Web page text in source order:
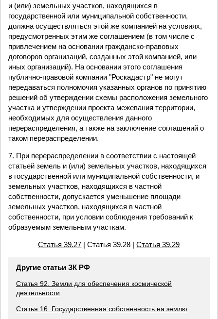
и (или) земельных участков, находящихся в
государственной или муниципальной собственности,
должна осуществляться этой же компанией на условиях,
предусмотренных этим же соглашением (в том числе с
привлечением на основании гражданско-правовых
договоров организаций, созданных этой компанией, или
иных организаций). На основании этого соглашения
публично-правовой компании "Роскадастр" не могут
передаваться полномочия указанных органов по принятию
решений об утверждении схемы расположения земельного
участка и утверждении проекта межевания территории,
необходимых для осуществления данного
перераспределения, а также на заключение соглашений о
таком перераспределении.
7. При перераспределении в соответствии с настоящей
статьей земель и (или) земельных участков, находящихся
в государственной или муниципальной собственности, и
земельных участков, находящихся в частной
собственности, допускается уменьшение площади
земельных участков, находящихся в частной
собственности, при условии соблюдения требований к
образуемым земельным участкам.
Статья 39.27 | Статья 39.28 |Статья 39.29
Другие статьи ЗК РФ
Статья 92. Земли для обеспечения космической
деятельности
Статья 16. Государственная собственность на землю